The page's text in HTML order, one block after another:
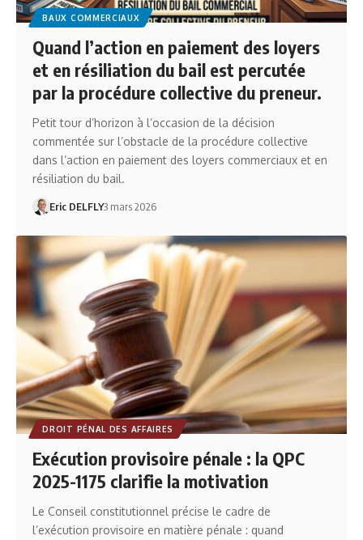
BAUX COMMERCIAUX
Quand l’action en paiement des loyers
et en résiliation du bail est percutée
par la procédure collective du preneur.
Petit tour d’horizon à l’occasion de la décision
commentée sur l’obstacle de la procédure collective
dans l’action en paiement des loyers commerciaux et en
résiliation du bail.
Eric DELFLY3 mars 2026
DROIT PÉNAL DES AFFAIRES
Exécution provisoire pénale : la QPC
2025-1175 clarifie la motivation
Le Conseil constitutionnel précise le cadre de
l’exécution provisoire en matière pénale : quand